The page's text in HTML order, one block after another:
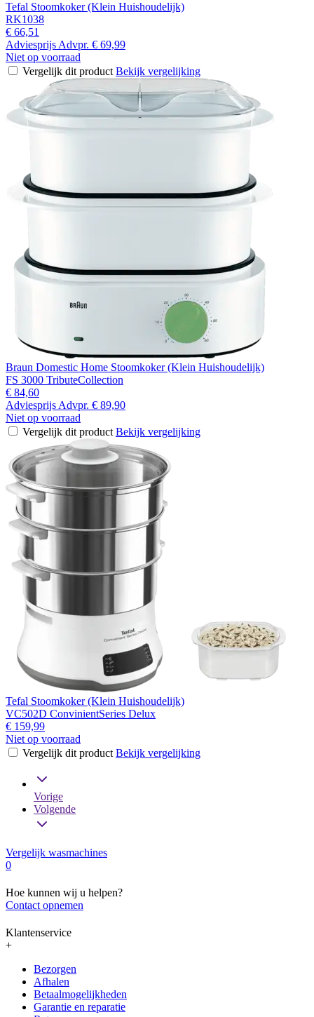
Tefal Stoomkoker (Klein Huishoudelijk)
RK1038
€ 66,51
Adviesprijs Advpr. € 69,99
Niet op voorraad
Vergelijk dit product Bekijk vergelijking
Braun Domestic Home Stoomkoker (Klein Huishoudelijk)
FS 3000 TributeCollection
€ 84,60
Adviesprijs Advpr. € 89,90
Niet op voorraad
Vergelijk dit product Bekijk vergelijking
Tefal Stoomkoker (Klein Huishoudelijk)
VC502D ConvinientSeries Delux
€ 159,99
Niet op voorraad
Vergelijk dit product Bekijk vergelijking
Vorige
Volgende
Vergelijk wasmachines
0
Hoe kunnen wij u helpen?
Contact opnemen
Klantenservice
+
Bezorgen
Afhalen
Betaalmogelijkheden
Garantie en reparatie